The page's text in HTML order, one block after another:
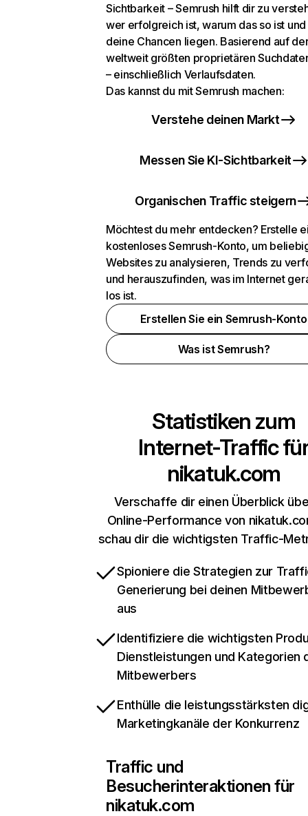
Sichtbarkeit – Semrush hilft dir zu
wer erfolgreich ist, warum das so ist
deine Chancen liegen. Basierend auf
weltweit größten proprietären
– einschließlich Verlaufsdaten.
Das kannst du mit Semrush machen:
Verstehe deinen Markt
Messen Sie KI-Sichtbarkeit
Organischen Traffic steigern
Möchtest du mehr entdecken? Erstelle
kostenloses Semrush-Konto, um
Websites zu analysieren, Trends zu
und herauszufinden, was im Internet
los ist.
Erstellen Sie ein Semrush-Konto
Was ist Semrush?
Statistiken zum
Internet-Traffic
nikatuk.com
Verschaffe dir einen Überblick
Online-Performance von
schau dir die wichtigsten Traffic-
Spioniere die Strategien zur
Generierung bei deinen
aus
Identifiziere die wichtigsten
Dienstleistungen und Kategorien
Mitbewerbers
Enthülle die leistungsstärksten
Marketingkanäle der Konkurrenz
Traffic und
Besucherinteraktionen für
nikatuk.com